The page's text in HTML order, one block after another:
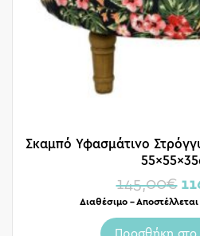
Σκαμπό Υφασμάτινο
145,00€
Διαθέσιμο –
Προσθήκη στο